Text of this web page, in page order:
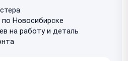
Новосибирске
на работу и деталь